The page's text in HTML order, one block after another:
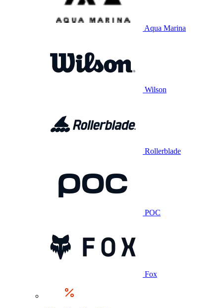
Aqua Marina
Wilson
Rollerblade
POC
Fox